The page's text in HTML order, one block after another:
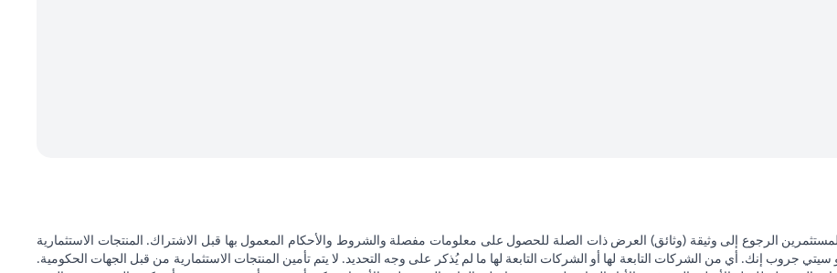
الرجوع إلى وثيقة (وثائق) العرض ذات الصلة للحصول على معلومات مفصلة والشروط والأحكام المعمول بها قبل الاشتراك. المنتجات الاستثمارية
جروب إنك. أي من الشركات التابعة لها أو الشركات التابعة لها ما لم يُذكر على وجه التحديد. لا يتم تأمين المنتجات الاستثمارية من قبل الجهات الحكومية.